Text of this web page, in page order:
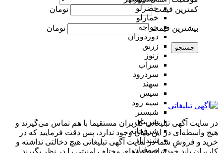
خضرلو
خمارلو
خواجه
دوزدوزان
زرنق
زنوز
سراب
سردرود
سهند
سیس
سیه رود
شبستر
شربیان
شرفخانه
شندآباد
صوفیان
کمترین قیمت
تومان
بیشترین قیمت تومان
جستجو
در سایت آگهی تبلیغاتی کاربران مستقیما با هم تماس می‌گیرند و
هیچ واسطه‌ای در این میان وجود ندارد، پس دقت فرمایید که در
خرید و فروشِ شما در سایت آگهی تبلیغاتی هیچ دخالتی نداشته و
کاربران باید خودشان جنبه‌های مختلف امنیتی را در نظر بگیرند.